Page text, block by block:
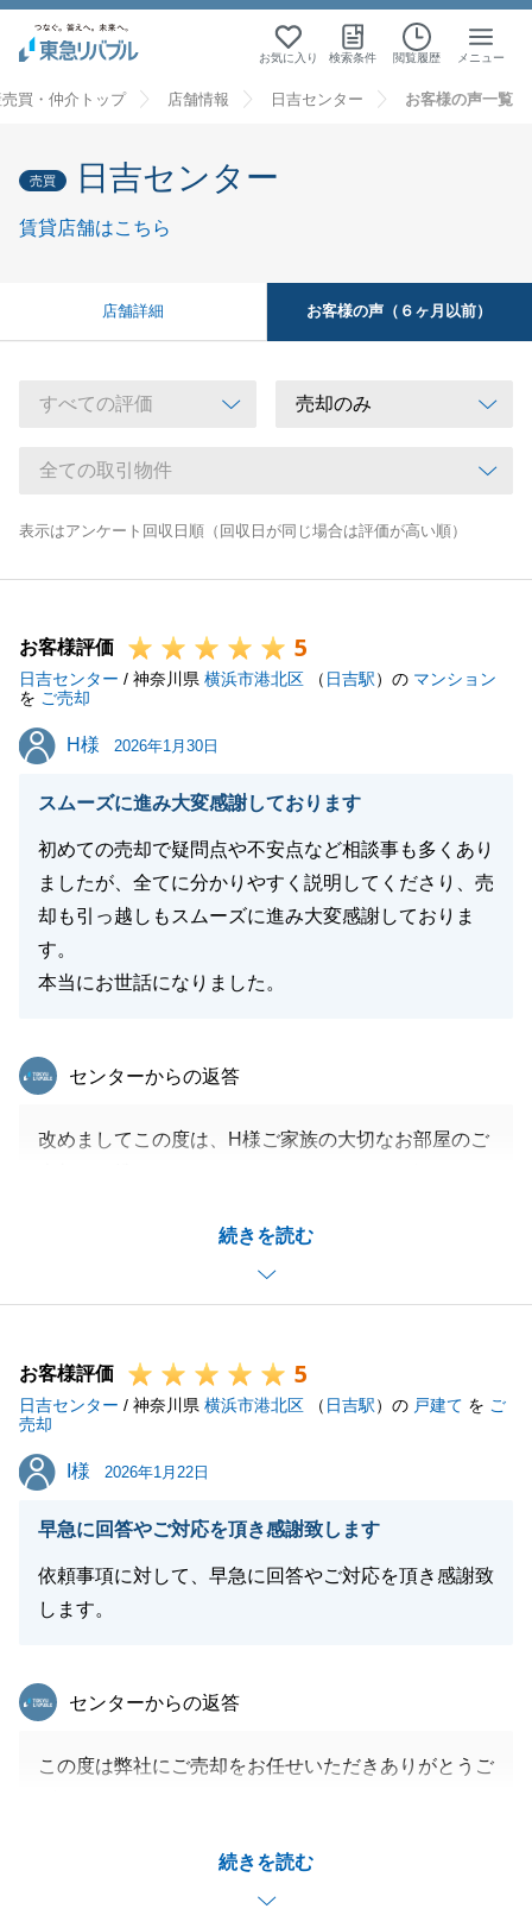
お気に入り 検索条件 閲覧履歴 メニュー
買・仲介トップ 店舗情報 日吉センター お客様の声一覧
売買 日吉センター
賃貸店舗はこちら
店舗詳細 お客様の声（６ヶ月以前）
表示はアンケート回収日順（回収日が同じ場合は評価が高い順）
お客様評価 5
日吉センター / 神奈川県 横浜市港北区 （ 日吉駅）の マンション
を ご売却
H様
H様 2026年1月30日
スムーズに進み大変感謝しております
初めての売却で疑問点や不安点など相談事も多くあり
ましたが、全てに分かりやすく説明してくださり、売
却も引っ越しもスムーズに進み大変感謝しておりま
す。
本当にお世話になりました。
続きを読む
東急リバブル
センターからの返答
改めましてこの度は、H様ご家族の大切なお部屋のご
今回のご売却に関わることはもちろん、ご家族やご友
人の皆様がご購入やご売却の検討をされる際など、今
後、何か私がお力になれそうな事がございましたら、
引き続き宜しくお願いいたします。
お客様評価 5
日吉センター / 神奈川県 横浜市港北区 （ 日吉駅）の 戸建て を ご
売却
I様
I様 2026年1月22日
早急に回答やご対応を頂き感謝致します
依頼事項に対して、早急に回答やご対応を頂き感謝致
します。
続きを読む
東急リバブル
センターからの返答
この度は弊社にご売却をお任せいただきありがとうご
期成約出来た要因かと思います。
売却活動の際は色々とご協力頂きありがとうございま